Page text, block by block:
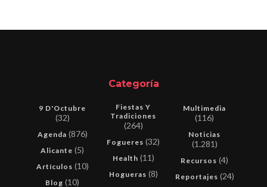
Categoría
9 D'Octubre
(32)
Agenda (876)
Alicante (5)
Artículos (10)
Blog (10)
Fiestas Y
Tradiciones
(264)
Fogueres (32)
Health (11)
Hogueras (8)
Multimedia
(116)
Noticias
(1.281)
Recursos (4)
Reportajes (24)